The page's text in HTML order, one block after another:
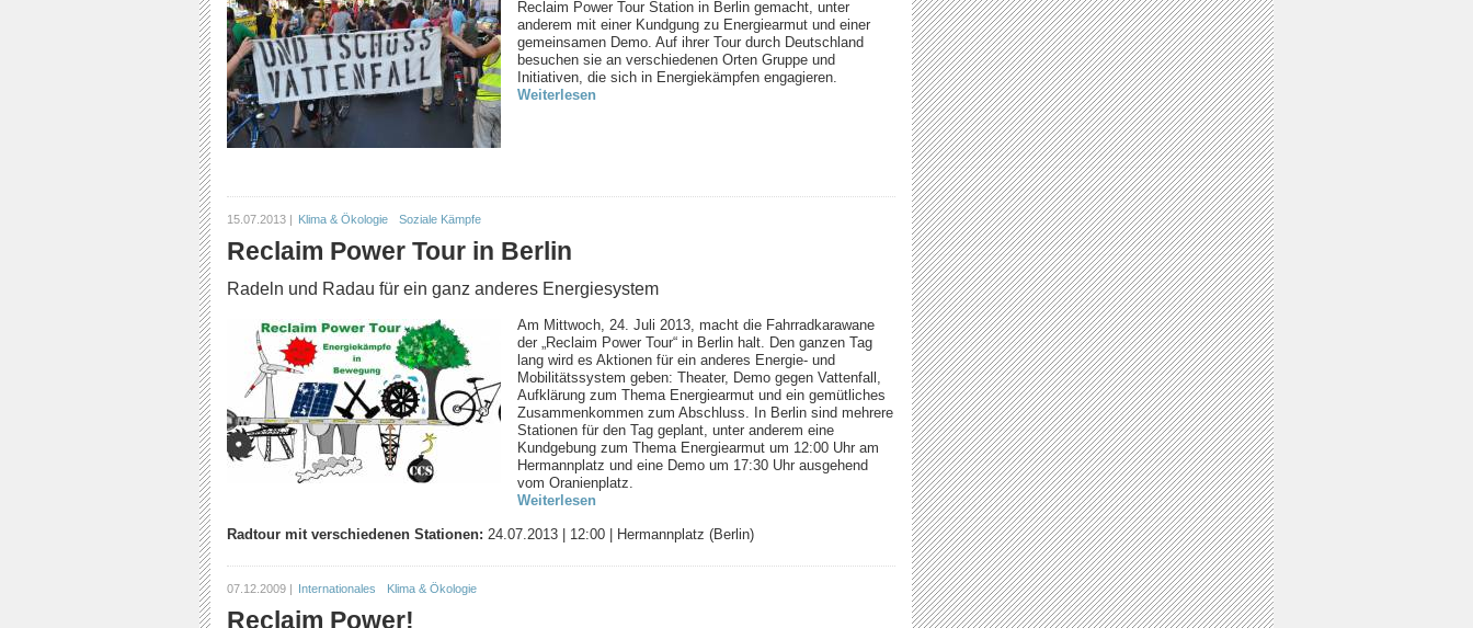
Reclaim Power Tour Station in Berlin gemacht, unter
anderem mit einer Kundgung zu Energiearmut und einer
gemeinsamen Demo. Auf ihrer Tour durch Deutschland
besuchen sie an verschiedenen Orten Gruppe und
Initiativen, die sich in Energiekämpfen engagieren.
Weiterlesen
15.07.2013 | Klima & Ökologie Soziale Kämpfe
Reclaim Power Tour in Berlin
Radeln und Radau für ein ganz anderes Energiesystem
Am Mittwoch, 24. Juli 2013, macht die Fahrradkarawane
der „Reclaim Power Tour“ in Berlin halt. Den ganzen Tag
lang wird es Aktionen für ein anderes Energie- und
Mobilitätssystem geben: Theater, Demo gegen Vattenfall,
Aufklärung zum Thema Energiearmut und ein gemütliches
Zusammenkommen zum Abschluss. In Berlin sind mehrere
Stationen für den Tag geplant, unter anderem eine
Kundgebung zum Thema Energiearmut um 12:00 Uhr am
Hermannplatz und eine Demo um 17:30 Uhr ausgehend
vom Oranienplatz.
Weiterlesen
Radtour mit verschiedenen Stationen: 24.07.2013 12:00 Hermannplatz (Berlin)
07.12.2009 | Internationales Klima & Ökologie
Reclaim Power!